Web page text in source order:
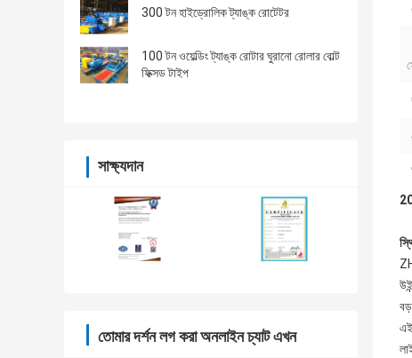
300 টন হাইড্রোলিক ট্যাঙ্ক রোটেটর
100 টন ওয়েল্ডিং ট্যাঙ্ক রোটার ঘুরানো রোলার বোল্ট
ফিক্সড টাইপ
সাক্ষ্যদান
তোমার দর্শন লগ করা অনলাইন চ্যাট এখন